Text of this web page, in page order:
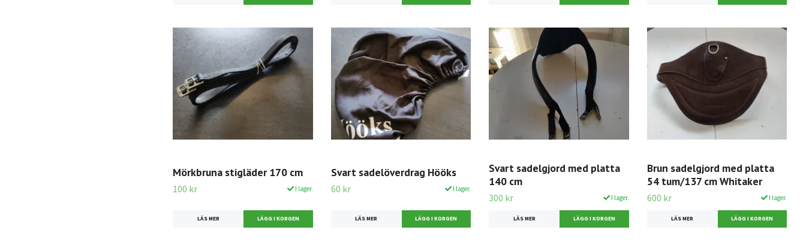
Mörkbruna stigläder 170 cm
100 kr I lager.
LÄS MER
Svart sadelöverdrag Hööks
60 kr I lager.
LÄS MER
Svart sadelgjord med platta
140 cm
300 kr I lager.
LÄS MER
Brun sadelgjord med platta
54 tum/137 cm Whitaker
600 kr I lager.
LÄS MER